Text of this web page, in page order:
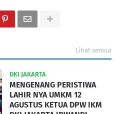
Lihat semua
DKI JAKARTA
MENGENANG PERISTIWA
LAHIR NYA UMKM 12
AGUSTUS KETUA DPW IKM